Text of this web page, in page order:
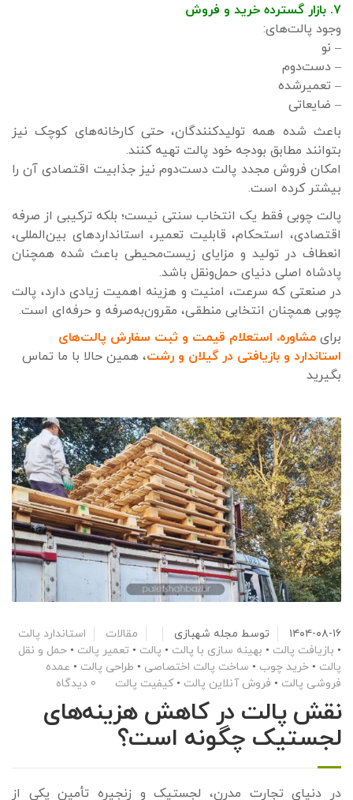
۷. بازار گسترده خرید و فروش
وجود پالت‌های:
– نو
– دست‌دوم
– تعمیرشده
– ضایعاتی
باعث شده همه تولیدکنندگان، حتی کارخانه‌های کوچک نیز
بتوانند مطابق بودجه خود پالت تهیه کنند.
امکان فروش مجدد پالت دست‌دوم نیز جذابیت اقتصادی آن را
بیشتر کرده است.
پالت چوبی فقط یک انتخاب سنتی نیست؛ بلکه ترکیبی از صرفه
اقتصادی، استحکام، قابلیت تعمیر، استانداردهای بین‌المللی،
انعطاف در تولید و مزایای زیست‌محیطی باعث شده همچنان
پادشاه اصلی دنیای حمل‌ونقل باشد.
در صنعتی که سرعت، امنیت و هزینه اهمیت زیادی دارد، پالت
چوبی همچنان انتخابی منطقی، مقرون‌به‌صرفه و حرفه‌ای است.
برای مشاوره، استعلام قیمت و ثبت سفارش پالت‌های
استاندارد و بازیافتی در گیلان و رشت، همین حالا با ما تماس
بگیرید
۱۴۰۴-۰۸-۱۶ توسط مجله شهبازی مقالات
استاندارد پالت
• بازیافت پالت • بهینه سازی با پالت • پالت • تعمیر پالت • حمل و نقل
پالت • خرید چوب • ساخت پالت اختصاصی • طراحی پالت • عمده
فروشی پالت • فروش آنلاین پالت •کیفیت پالت 0 دیدگاه
نقش پالت در کاهش هزینه‌های
لجستیک چگونه است؟
در دنیای تجارت مدرن، لجستیک و زنجیره تأمین یکی از